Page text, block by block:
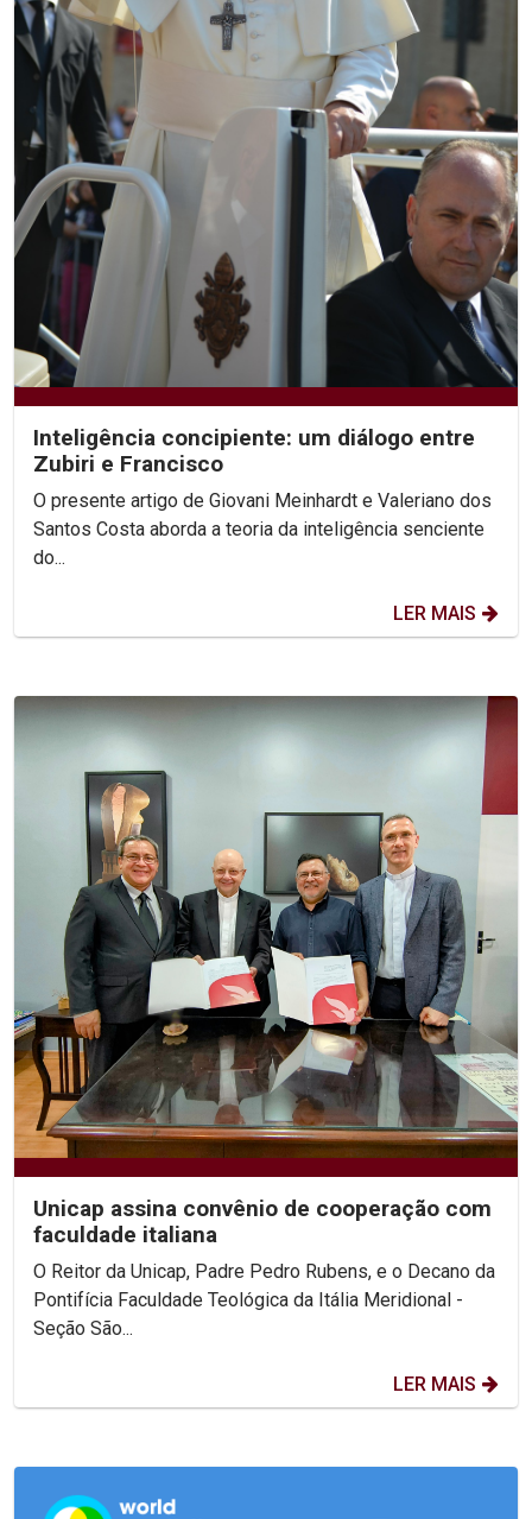
Inteligência concipiente: um diálogo entre
Zubiri e Francisco
O presente artigo de Giovani Meinhardt e Valeriano dos
Santos Costa aborda a teoria da inteligência senciente
do...
LER MAIS
Unicap assina convênio de cooperação com
faculdade italiana
O Reitor da Unicap, Padre Pedro Rubens, e o Decano da
Pontifícia Faculdade Teológica da Itália Meridional -
Seção São...
LER MAIS